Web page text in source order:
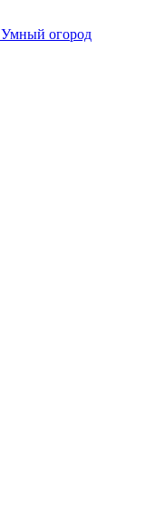
Умный огород